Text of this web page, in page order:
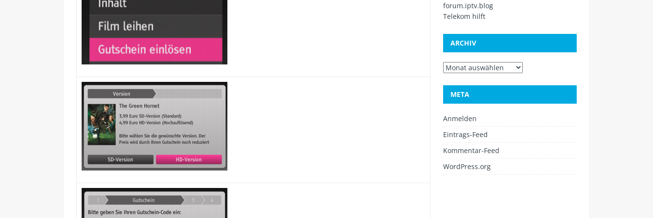
forum.iptv.blog
Telekom hilft
ARCHIV
META
Anmelden
Eintrags-Feed
Kommentar-Feed
WordPress.org